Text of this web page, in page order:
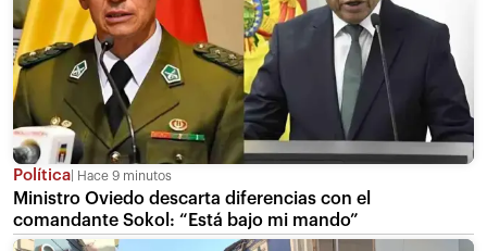
Política Hace 9 minutos
Ministro Oviedo descarta diferencias con el
comandante Sokol: “Está bajo mi mando”